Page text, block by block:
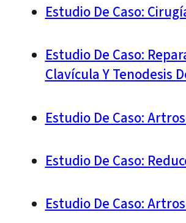
Estudio De Caso:
Estudio De Caso:
Clavícula Y Tenodesis
Estudio De Caso:
Estudio De Caso:
Estudio De Caso: